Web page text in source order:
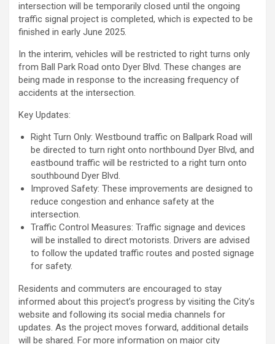
intersection will be temporarily closed until the ongoing
traffic signal project is completed, which is expected to be
finished in early June 2025.
In the interim, vehicles will be restricted to right turns only
from Ball Park Road onto Dyer Blvd. These changes are
being made in response to the increasing frequency of
accidents at the intersection.
Key Updates:
Right Turn Only: Westbound traffic on Ballpark Road will
be directed to turn right onto northbound Dyer Blvd, and
eastbound traffic will be restricted to a right turn onto
southbound Dyer Blvd.
Improved Safety: These improvements are designed to
reduce congestion and enhance safety at the
intersection.
Traffic Control Measures: Traffic signage and devices
will be installed to direct motorists. Drivers are advised
to follow the updated traffic routes and posted signage
for safety.
Residents and commuters are encouraged to stay
informed about this project’s progress by visiting the City’s
website and following its social media channels for
updates. As the project moves forward, additional details
will be shared. For more information on major city